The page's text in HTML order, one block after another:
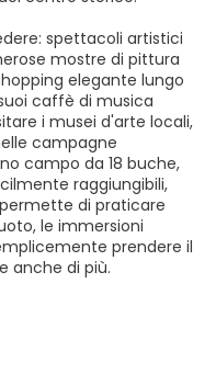
spettacoli artistici
mostre di pittura
elegante lungo
caffè di musica
i musei d'arte locali,
campagne
campo da 18 buche,
raggiungibili,
di praticare
le immersioni
prendere il